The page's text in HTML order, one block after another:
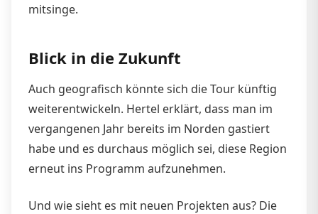
mitsinge.
Blick in die Zukunft
Auch geografisch könnte sich die Tour künftig
weiterentwickeln. Hertel erklärt, dass man im
vergangenen Jahr bereits im Norden gastiert
habe und es durchaus möglich sei, diese Region
erneut ins Programm aufzunehmen.
Und wie sieht es mit neuen Projekten aus? Die